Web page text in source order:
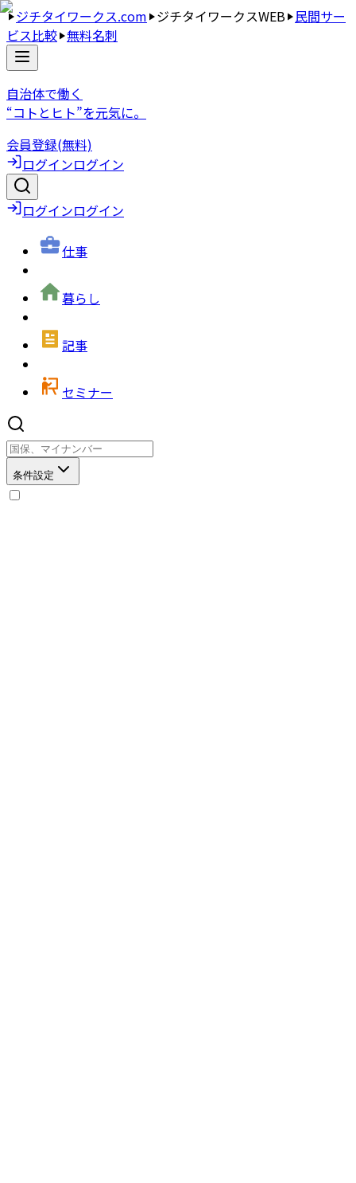
ジチタイワークス.com ジチタイワークスWEB 民間サー
ビス比較 無料名刺
自治体で働く
“コトとヒト”を元気に。
会員登録(無料)
ログインログイン
ログインログイン
仕事
暮らし
記事
セミナー
条件設定